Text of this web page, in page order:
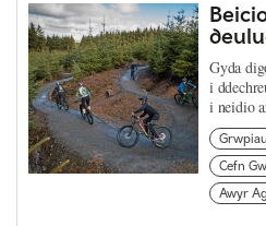
Gyda
i
i neidio
Cefn
Awyr